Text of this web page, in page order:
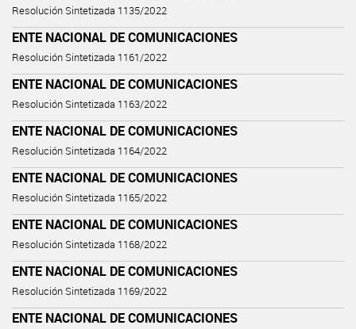
Resolución Sintetizada 1135/2022
ENTE NACIONAL DE COMUNICACIONES
Resolución Sintetizada 1161/2022
ENTE NACIONAL DE COMUNICACIONES
Resolución Sintetizada 1163/2022
ENTE NACIONAL DE COMUNICACIONES
Resolución Sintetizada 1164/2022
ENTE NACIONAL DE COMUNICACIONES
Resolución Sintetizada 1165/2022
ENTE NACIONAL DE COMUNICACIONES
Resolución Sintetizada 1168/2022
ENTE NACIONAL DE COMUNICACIONES
Resolución Sintetizada 1169/2022
ENTE NACIONAL DE COMUNICACIONES